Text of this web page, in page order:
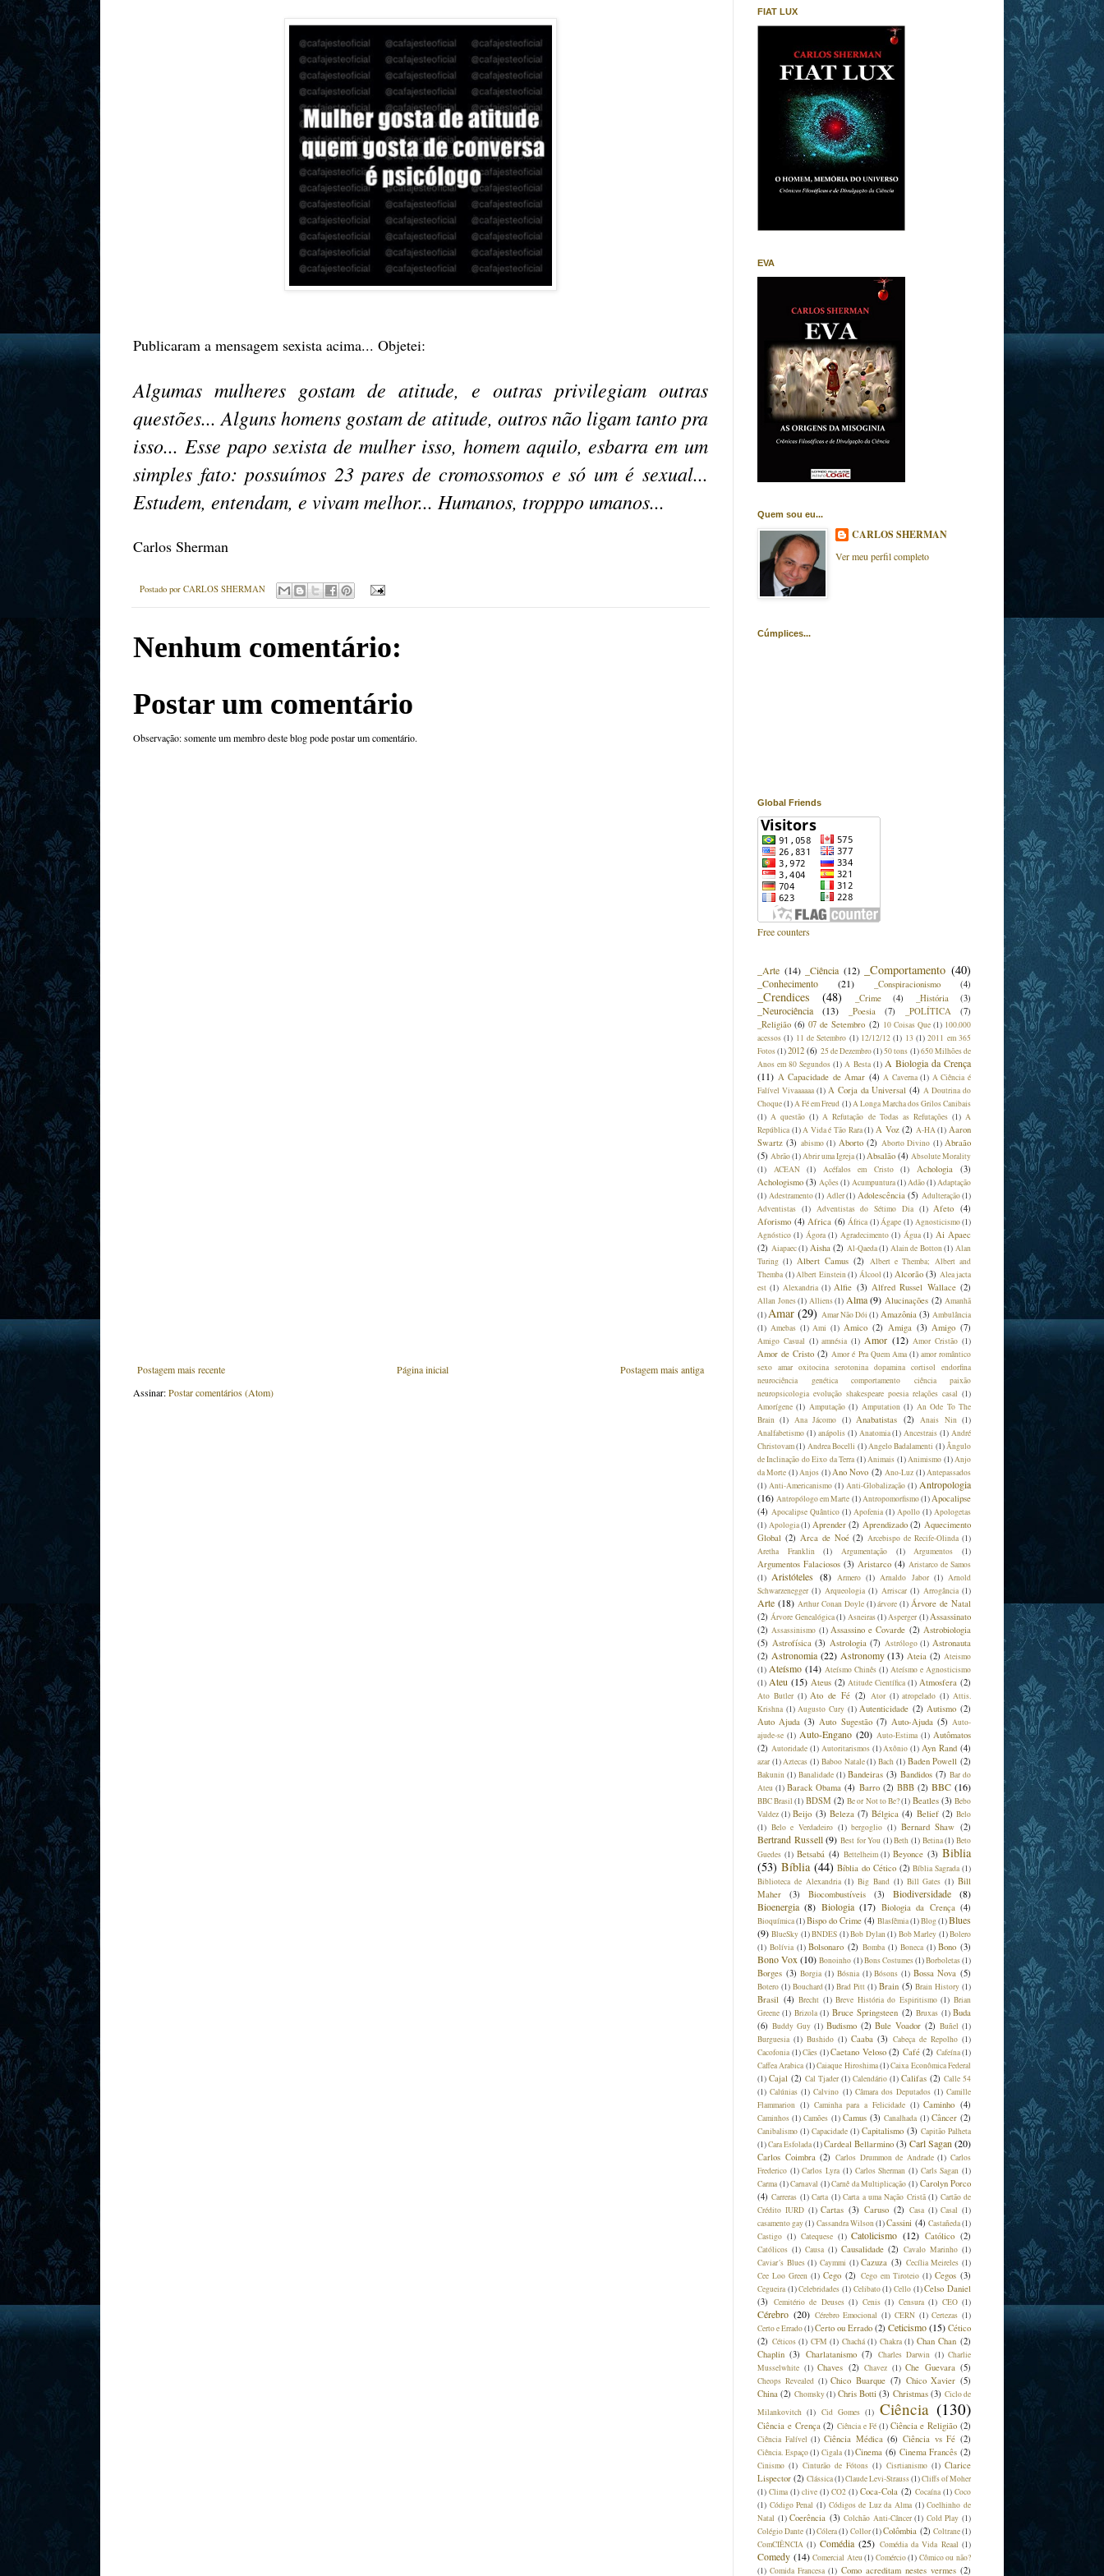
Publicaram a mensagem sexista acima... Objetei:
Algumas mulheres gostam de atitude, e outras privilegiam outras
questões... Alguns homens gostam de atitude, outros não ligam tanto pra
isso... Esse papo sexista de mulher isso, homem aquilo, esbarra em um
simples fato: possuímos 23 pares de cromossomos e só um é sexual...
Estudem, entendam, e vivam melhor... Humanos, tropppo umanos...
Carlos Sherman
Postado por CARLOS SHERMAN
Nenhum comentário:
Postar um comentário
Observação: somente um membro deste blog pode postar um comentário.
Postagem mais recente Postagem mais antiga
Página inicial
Assinar:Postar comentários (Atom)
FIAT LUX
EVA
Quem sou eu...
CARLOS SHERMAN
Ver meu perfil completo
Cúmplices...
Global Friends
Free counters
_Arte (14) _Ciência (12) _Comportamento (40)
_Conhecimento (21) _Conspiracionismo (4)
_Crendices (48) _Crime (4) _História (3)
_Neurociência (13) _Poesia (7) _POLÍTICA
(7)
_Religião (6) 07 de Setembro (2) 10 Coisas Que (1) 100.000
acessos (1) 11 de Setembro (1) 12/12/12 (1) 13 (1) 2011 em 365
Fotos(1)2012 (6) 25 de Dezembro(1)50 tons (1)650 Milhões de
Anos em 80 Segundos (1) A Besta (1) A Biologia da Crença
(11) A Capacidade de Amar (4) A Caverna (1) A Ciência é
Falível Vivaaaaaa (1) A Corja da Universal (4) A Doutrina do
Choque(1)A Fé em Freud (1)A Longa Marcha dos Grilos Canibais
(1) A questão (1) A Refutação de Todas as Refutações (1) A
República (1) A Vida é Tão Rara (1) A Voz (2) A-HA (1) Aaron
Swartz (3) abismo (1) Aborto (2) Aborto Divino (1) Abraão
(5) Abrão(1)Abrir uma Igreja(1)Absalão (4) Absolute Morality
(1)
ACEAN (1) Acéfalos em Cristo (1) Achologia
(3)
Achologismo (3) Ações(1) Acumpuntura(1)Adão(1)Adaptação
(1) Adestramento(1) Adler(1) Adolescência (5) Adulteração(1)
Adventistas (1) Adventistas do Sétimo Dia (1) Afeto (4)
Aforismo (4) Africa (6) África (1)Ágape (1) Agnosticismo(1)
Agnóstico (1) Ágora (1) Agradecimento (1) Água (1) Ai Apaec
(2) Aiapaec(1) Aisha (2) Al-Qaeda(1) Alain de Botton(1) Alan
Turing (1) Albert Camus (2)
Albert e Themba; Albert and
Themba (1)Albert Einstein(1) Álcool (1) Alcorão (3) Alea jacta
est (1) Alexandria (1) Alfie (3) Alfred Russel Wallace (2)
Allan Jones(1) Alliens(1) Alma (9) Alucinações (2) Amanhã
(1)Amar (29) Amar Não Dói (1) Amazônia (3) Ambulância
(1) Amebas (1) Ami (1) Amico (2) Amiga (3) Amigo (7)
Amigo Casual (1) amnésia (1) Amor (12) Amor Cristão (1)
Amor de Cristo (2) Amor é Pra Quem Ama (1) amor romântico
sexo amar oxitocina serotonina dopamina cortisol endorfina
neurociência genética comportamento ciência paixão
neuropsicologia evolução shakespeare poesia relações casal (1)
Amorígene (1) Amputação (1) Amputation (1) An Ode To The
Brain (1) Ana Jácomo (1) Anabatistas (2) Anais Nin (1)
Analfabetismo (1) anápolis (1) Anatomia (1) Ancestrais (1) André
Christovam(1) Andrea Bocelli (1)Angelo Badalamenti (1)Ângulo
de Inclinação do Eixo da Terra (1)Animais (1)Animismo (1)Anjo
da Morte (1)Anjos (1)Ano Novo (2) Ano-Luz (1)Antepassados
(1) Anti-Americanismo (1) Anti-Globalização (1) Antropologia
(16) Antropólogo em Marte (1)Antropomorfismo(1)Apocalipse
(4) Apocalipse Quântico (1) Apofenia (1) Apollo (1) Apologetas
(1) Apologia(1) Aprender (2) Aprendizado (2) Aquecimento
Global (2) Arca de Noé (2) Arcebispo de Recife-Olinda (1)
Aretha Franklin
(1) Argumentação (1) Argumentos (1)
Argumentos Falaciosos (3) Aristarco (4) Aristarco de Samos
(1) Aristóteles (8) Armero (1) Arnaldo Jabor (1) Arnold
Schwarzenegger (1) Arqueologia (1) Arriscar (1) Arrogância (1)
Arte (18) Arthur Conan Doyle (1) árvore (1) Árvore de Natal
(2) Árvore Genealógica(1) Asneiras(1)Asperger (1)Assassinato
(2) Assassinismo (1) Assassino e Covarde (2) Astrobiologia
(5) Astrofísica (3) Astrologia (7) Astrólogo (1) Astronauta
(2) Astronomia (22) Astronomy (13) Ateia (2) Ateismo
(1) Ateísmo (14) Ateísmo Chinês (1) Ateísmo e Agnosticismo
(1) Ateu (15) Ateus (2) Atitude Científica (1) Atmosfera (2)
Ato Butler (1) Ato de Fé (2) Ator (1) atropelado (1) Attis.
Krishna (1) Augusto Cury (1) Autenticidade (2) Autismo (2)
Auto Ajuda (3) Auto Sugestão (7) Auto-Ajuda (5) Auto-
ajude-se (1) Auto-Engano (20) Auto-Estima (1) Autômatos
(2) Autoridade (1) Autoritarismos (1) Axônio (1) Ayn Rand (4)
azar (1) Aztecas (1) Baboo Natale (1) Bach (1) Baden Powell (2)
Bakunin (1) Banalidade (1) Bandeiras (3) Bandidos (7) Bar do
Ateu (1) Barack Obama (4) Barro (2) BBB (2) BBC (16)
BBC Brasil (1) BDSM (2) Be or Not to Be?(1) Beatles (3) Bebo
Valdez (1) Beijo (3) Beleza (7) Bélgica (4) Belief (2) Belo
(1) Belo e Verdadeiro (1) bergoglio (1) Bernard Shaw (2)
Bertrand Russell (9) Best for You (1) Beth (1) Betina (1) Beto
Guedes (1) Betsabá (4) Bettelheim (1) Beyonce (3) Biblia
(53) Bíblia (44) Bíblia do Cético (2) Bíblia Sagrada (1)
Biblioteca de Alexandria (1) Big Band (1) Bill Gates (1) Bill
Maher
(3) Biocombustíveis (3) Biodiversidade
(8)
Bioenergia (8) Biologia (17) Biologia da Crença (4)
Bioquímica(1)Bispo do Crime (4) Blasfêmia(1)Blog(1)Blues
(9) BlueSky (1)BNDES (1)Bob Dylan(1) Bob Marley (1)Bolero
(1) Bolívia (1) Bolsonaro (2) Bomba (1) Boneca (1) Bono (3)
Bono Vox (10) Bonoinho (1)Bons Costumes(1)Borboletas(1)
Borges (3) Borgia (1) Bósnia (1) Bósons (1) Bossa Nova (5)
Botero (1) Bouchard (1) Brad Pitt (1) Brain (5) Brain History (1)
Brasil (4) Brecht (1) Breve História do Espiritismo (1) Brian
Greene (1) Brizola (1) Bruce Springsteen (2) Bruxas (1) Buda
(6) Buddy Guy (1) Budismo (2) Bule Voador (2) Buñel (1)
Burguesia (1) Bushido (1) Caaba (3) Cabeça de Repolho (1)
Cacofonia (1)Cães (1)Caetano Veloso (2) Café (2) Cafeína(1)
Caffea Arabica (1)Caiaque Hiroshima(1)Caixa Econômica Federal
(1) Cajal (2) Cal Tjader (1) Calendário (1) Califas (2) Calle 54
(1) Calúnias (1) Calvino (1) Câmara dos Deputados (1) Camille
Flammarion (1) Caminha para a Felicidade (1) Caminho (4)
Caminhos (1) Camões (1) Camus (3) Canalhada (1) Câncer (2)
Canibalismo (1) Capacidade (1) Capitalismo (3) Capitão Palheta
(1)Cara Esfolada(1)Cardeal Bellarmino (3) Carl Sagan (20)
Carlos Coimbra (2) Carlos Drummon de Andrade (1) Carlos
Frederico (1) Carlos Lyra (1) Carlos Sherman (1) Carls Sagan (1)
Carma (1)Carnaval (1)Carnê da Multiplicação (1) Carolyn Porco
(4) Carreras (1) Carta (1) Carta a uma Nação Cristã (1) Cartão de
Crédito IURD (1) Cartas (3) Caruso (2) Casa (1) Casal (1)
casamento gay(1) Cassandra Wilson(1)Cassini (4) Castañeda(1)
Castigo (1) Catequese (1) Catolicismo (12) Católico (2)
Católicos (1) Causa (1) Causalidade (2) Cavalo Marinho (1)
Caviar´s Blues (1) Caymmi (1) Cazuza (3) Cecília Meireles (1)
Cee Loo Green (1) Cego (2) Cego em Tiroteio (1) Cegos (3)
Cegueira (1) Celebridades (1) Celibato (1) Cello (1) Celso Daniel
(3)
Cemitério de Deuses (1) Cenis (1) Censura (1) CEO (1)
Cérebro (20) Cérebro Emocional (1) CERN (1) Certezas (1)
Certo e Errado(1)Certo ou Errado (2) Ceticismo(15) Cético
(2) Céticos (1) CFM (1) Chachá (1) Chakra (1) Chan Chan (2)
Chaplin (3) Charlatanismo (7) Charles Darwin (1) Charlie
Musselwhite (1) Chaves (2) Chavez (1) Che Guevara (5)
Cheops Revealed (1) Chico Buarque (7) Chico Xavier (5)
China (2) Chomsky(1) Chris Botti (3) Christmas (3) Ciclo de
Milankovitch (1) Cid Gomes (1) Ciência (130)
Ciência e Crença (2) Ciência e Fé (1) Ciência e Religião (2)
Ciência Falível (1) Ciência Médica (6) Ciência vs Fé (2)
Ciência. Espaço (1) Cigala (1) Cinema (6) Cinema Francês (2)
Cinismo (1) Cinturão de Fótons (1) Cisrtianismo (1) Clarice
Lispector (2) Clássica(1)Claude Levi-Strauss(1)Cliffs of Moher
(1) Clima (1) clive (1) CO2 (1) Coca-Cola (2) Cocaína (1) Coco
(1) Código Penal (1) Códigos de Luz da Alma (1) Coelhinho de
Natal (1) Coerência (3) Colchão Anti-Câncer (1) Cold Play (1)
Colégio Dante (1)Cólera(1) Collor(1)Colômbia (2) Coltrane(1)
ComCIÊNCIA (1) Comédia (25) Comédia da Vida Reaal (1)
Comedy (14) Comercial Ateu(1) Comércio(1) Cômico ou não?
(1) Comida Francesa (1) Como acreditam nestes vermes (2)